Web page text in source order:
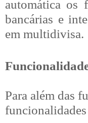
automática os
bancárias e
em multidivisa.
Para além das